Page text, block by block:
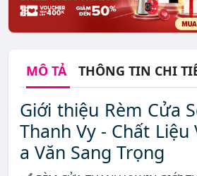
MÔ TẢ THÔNG TIN CHI
Giới thiệu Rèm Cửa
Thanh Vy - Chất Liệu
a Văn Sang Trọng